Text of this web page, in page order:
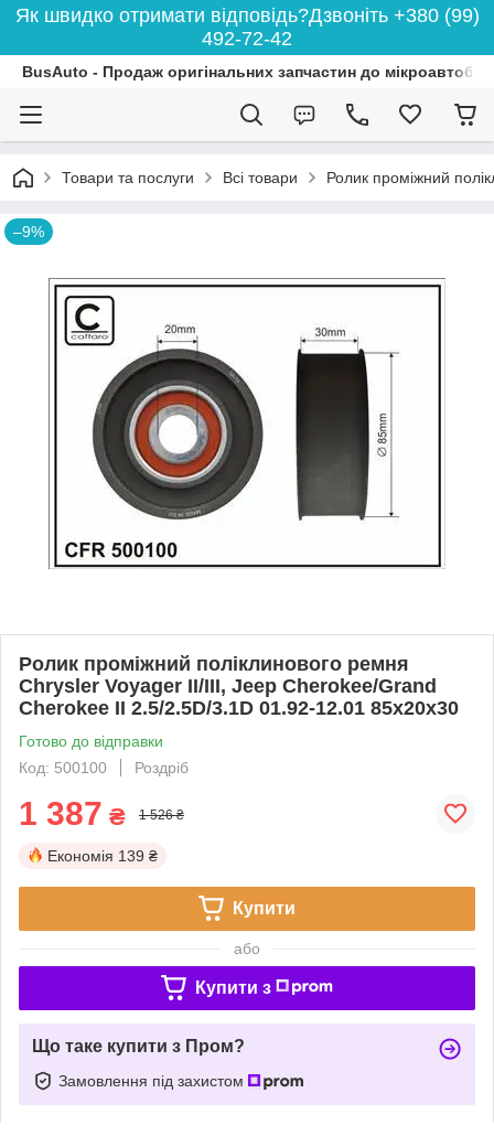
Як швидко отримати відповідь?Дзвоніть +380 (99)
492-72-42
BusAuto - Продаж оригінальних запчастин до
Товари та послуги Всі товари Ролик проміжний
–9%
Ролик проміжний поліклинового ремня
Chrysler Voyager II/III, Jeep Cherokee/Grand
Cherokee II 2.5/2.5D/3.1D 01.92-12.01 85x20x30
Готово до відправки
Код: 500100
Роздріб
1 387 ₴ 1 526 ₴
Економія 139 ₴
Купити
або
Купити з
Що таке купити з Пром?
Замовлення під захистом